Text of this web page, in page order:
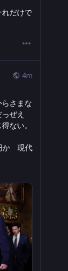
だけで
4m
さまな
ぜえ
か　現代